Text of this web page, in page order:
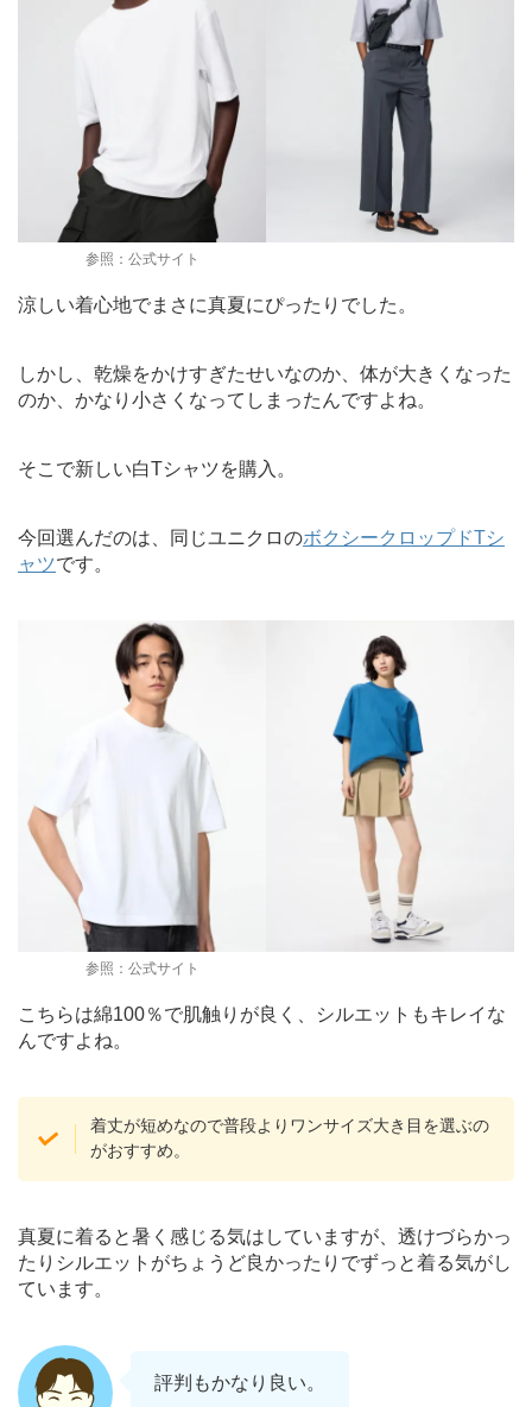
参照：公式サイト
涼しい着心地でまさに真夏にぴったりでした。
しかし、乾燥をかけすぎたせいなのか、体が大きくなった
のか、かなり小さくなってしまったんですよね。
そこで新しい白Tシャツを購入。
今回選んだのは、同じユニクロのボクシークロップドTシ
ャツです。
参照：公式サイト
こちらは綿100％で肌触りが良く、シルエットもキレイな
んですよね。
着丈が短めなので普段よりワンサイズ大き目を選ぶの
がおすすめ。
真夏に着ると暑く感じる気はしていますが、透けづらかっ
たりシルエットがちょうど良かったりでずっと着る気がし
ています。
評判もかなり良い。